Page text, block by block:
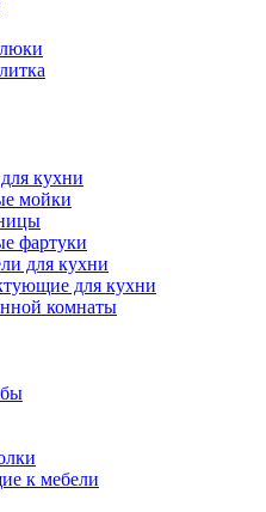
кухни
мойки
фартуки
для кухни
для кухни
комнаты
к мебели